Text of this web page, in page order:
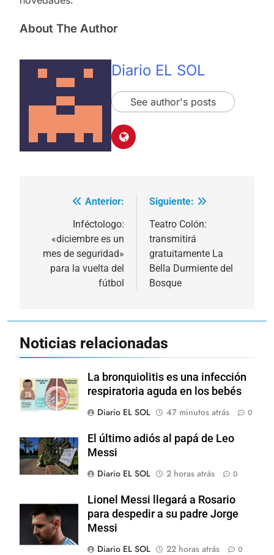
About The Author
Diario EL SOL
See author's posts
Navegación
entradas
Anterior:
Inféctologo:
«diciembre es un
mes de seguridad»
para la vuelta del
fútbol
Siguiente:
Teatro Colón:
transmitirá
gratuitamente La
Bella Durmiente del
Bosque
Noticias relacionadas
La bronquiolitis es una infección
respiratoria aguda en los bebés
Diario EL SOL
47 minutos atrás 0
El último adiós al papá de Leo
Messi
Diario EL SOL
2 horas atrás 0
Lionel Messi llegará a Rosario
para despedir a su padre Jorge
Messi
Diario EL SOL
22 horas atrás 0